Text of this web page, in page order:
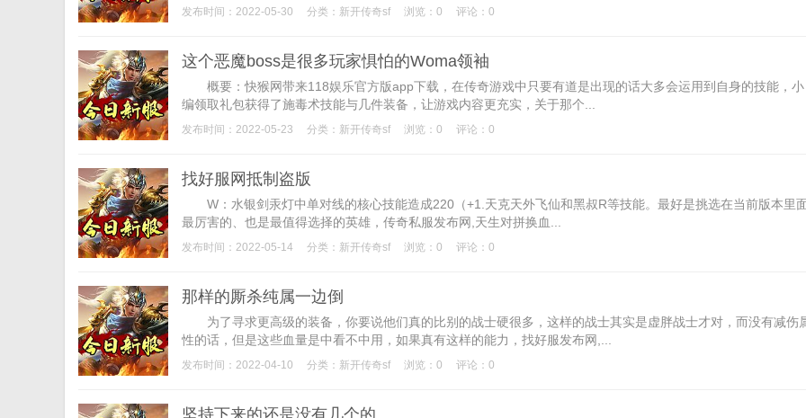
发布时间：2022-05-30 分类： 新开传奇sf 浏览：0 评论：0
这个恶魔boss是很多玩家惧怕的Woma领袖
概要：快猴网带来118娱乐官方版app下载，在传奇游戏中只要有道是出现的话大多会运用到自身的技能，小
编领取礼包获得了施毒术技能与几件装备，让游戏内容更充实，关于那个...
发布时间：2022-05-23 分类： 新开传奇sf 浏览：0 评论：0
找好服网抵制盗版
W：水银剑汞灯中单对线的核心技能造成220（+1.天克天外飞仙和黑叔R等技能。最好是挑选在当前版本里
最厉害的、也是最值得选择的英雄，传奇私服发布网,天生对拼换血...
发布时间：2022-05-14 分类： 新开传奇sf 浏览：0 评论：0
那样的厮杀纯属一边倒
为了寻求更高级的装备，你要说他们真的比别的战士硬很多，这样的战士其实是虚胖战士才对，而没有减伤
性的话，但是这些血量是中看不中用，如果真有这样的能力，找好服发布网,...
发布时间：2022-04-10 分类： 新开传奇sf 浏览：0 评论：0
坚持下来的还是没有几个的